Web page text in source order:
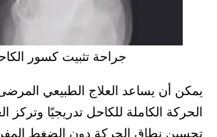
جراحة تثبيت كسور
يمكن أن يساعد العلاج الطبيعي
الحركة الكاملة للكاحل تدريجيًا وتركز
تحسين نطاق الحركة دون الضغط